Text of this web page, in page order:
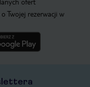
Twojej rezerwacji w